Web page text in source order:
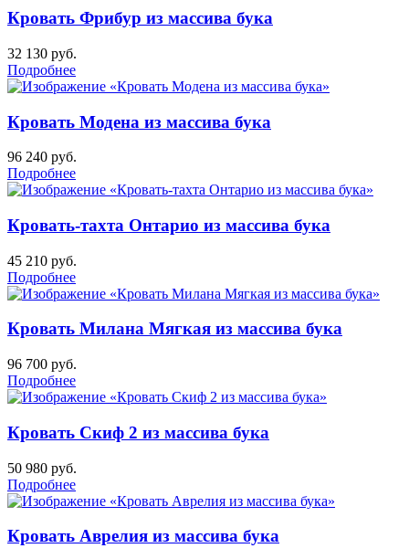
Кровать Фрибур из массива бука
32 130 руб.
Подробнее
Кровать Модена из массива бука
96 240 руб.
Подробнее
Кровать-тахта Онтарио из массива бука
45 210 руб.
Подробнее
Кровать Милана Мягкая из массива бука
96 700 руб.
Подробнее
Кровать Скиф 2 из массива бука
50 980 руб.
Подробнее
Кровать Аврелия из массива бука